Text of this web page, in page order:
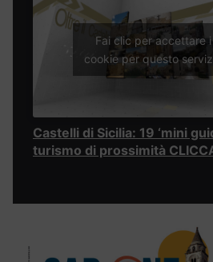
Fai clic per accettare i
cookie per questo
Castelli di Sicilia: 19 ‘mini
turismo di prossimità